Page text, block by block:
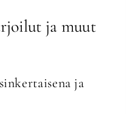
ja muut
ja